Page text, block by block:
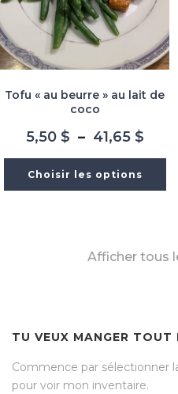
Tofu « au beurre » au lait de
coco
5,50 $ – 41,65 $Plage
5,50 $
Choisir les options
Afficher tous
TU VEUX MANGER TOUT
Commence par sélectionner
pour voir mon inventaire.